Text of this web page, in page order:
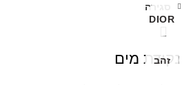
DIOR
זהב
סגירה
נקודת מים